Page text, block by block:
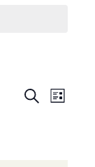
Eventi
CERCA
LISTA